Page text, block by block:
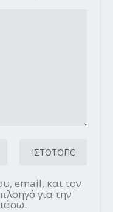
email, και τον
για την